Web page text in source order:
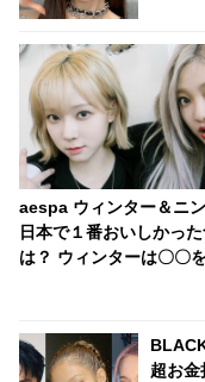
aespa ウィンター＆ニン
日本で１番おいしかっ
は？ ウィンターは〇〇
は？
超お